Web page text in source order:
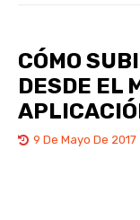
CÓMO
DESDE EL
9 De Mayo De 2017